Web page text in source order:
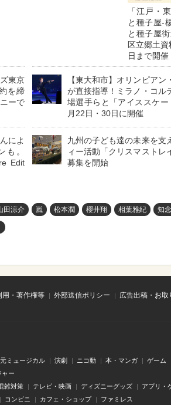
「江戸・
と種子屋-
と種子屋
区立郷土
日まで開催
東京
を締
ーで
【東大和市】オリンピアン
が直接指導！ミラノ・コル
場選手らと「アイススケー
月22日・30日に開催
によ
も。
Edit
九州の子ども達の未来を支
ィー活動「クリスマストレ
募集を開始
田涼介 嵐 松本潤 櫻井翔 相葉雅紀 知
用・著作権等 外部送信ポリシー
広告出稿・お
ミュージカル 演劇 ニコ動 本・マンガ ゲーム
ャー
雑対策 テレビ・映画 ディズニーグッズ アプリ・
コンビニ カフェ・ショップ ファミレス